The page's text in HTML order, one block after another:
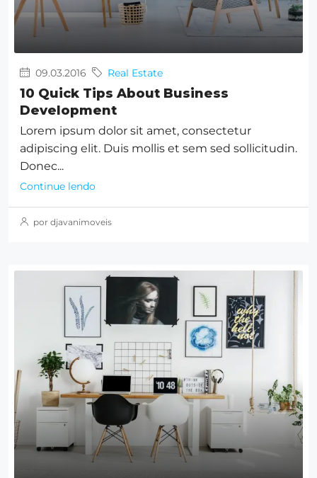
09.03.2016 Real Estate
10 Quick Tips About Business
Development
Lorem ipsum dolor sit amet, consectetur
adipiscing elit. Duis mollis et sem sed sollicitudin.
Donec...
Continue lendo
por djavanimoveis